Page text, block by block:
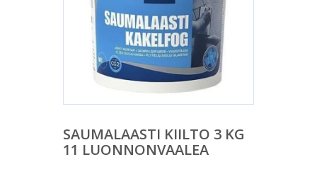
SAUMALAASTI KIILTO 3 KG
11 LUONNONVAALEA